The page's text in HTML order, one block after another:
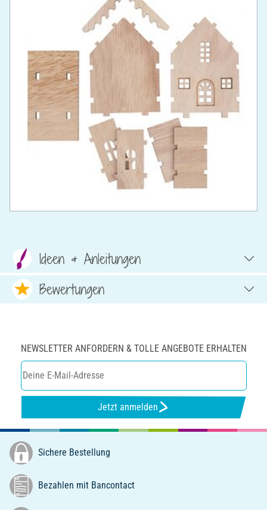
Ideen & Anleitungen
Bewertungen
NEWSLETTER ANFORDERN & TOLLE ANGEBOTE ERHALTEN
Jetzt anmelden
Sichere Bestellung
Bezahlen mit Bancontact